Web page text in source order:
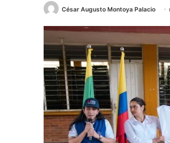
César Augusto Montoya Palacio